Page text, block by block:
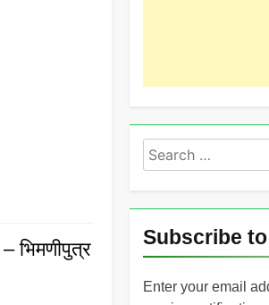
भिमणीपुत्र
Search
for:
Subscribe
Enter your email